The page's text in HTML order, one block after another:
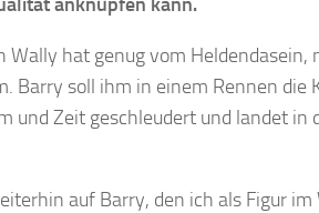
hat genug vom Heldendasein,
Barry soll ihm in einem Rennen die
und Zeit geschleudert und landet in
auf Barry, den ich als Figur